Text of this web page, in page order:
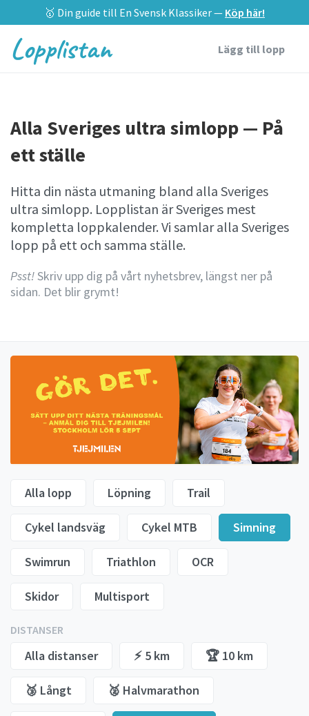
🥇 Din guide till En Svensk Klassiker — Köp här!
Lopplistan Lägg till lopp
Alla Sveriges ultra simlopp — På
ett ställe
Hitta din nästa utmaning bland alla Sveriges
ultra simlopp. Lopplistan är Sveriges mest
kompletta loppkalender. Vi samlar alla Sveriges
lopp på ett och samma ställe.
Psst!Skriv upp dig på vårt nyhetsbrev, längst ner på
sidan. Det blir grymt!
Alla lopp Löpning Trail
Cykel landsväg Cykel MTB Simning
Swimrun Triathlon OCR
Skidor Multisport
DISTANSER
Alla distanser ⚡️ 5 km 🏆 10 km
🥉 Långt 🥈 Halvmarathon